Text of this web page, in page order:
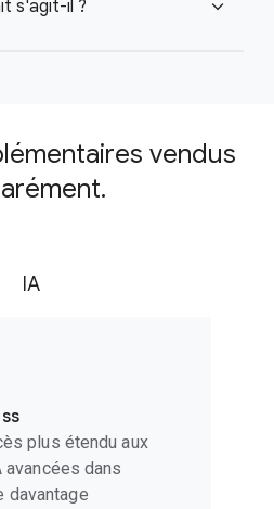
s'agit-il ? expand_more
vendus
IA
plus étendu aux
dans
davantage